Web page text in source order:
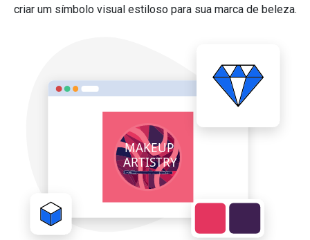
criar um símbolo visual estiloso para sua marca de beleza.